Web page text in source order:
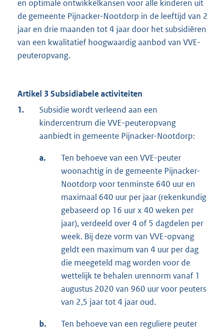
en optimale ontwikkelkansen voor alle kinderen uit
de gemeente Pijnacker-Nootdorp in de leeftijd van 2
jaar en drie maanden tot 4 jaar door het subsidiëren
van een kwalitatief hoogwaardig aanbod van VVE-
peuteropvang.
Artikel 3 Subsidiabele activiteiten
1.
Subsidie wordt verleend aan een
kindercentrum die VVE-peuteropvang
aanbiedt in gemeente Pijnacker-Nootdorp:
a.
Ten behoeve van een VVE-peuter
woonachtig in de gemeente Pijnacker-
Nootdorp voor tenminste 640 uur en
maximaal 640 uur per jaar (rekenkundig
gebaseerd op 16 uur x 40 weken per
jaar), verdeeld over 4 of 5 dagdelen per
week. Bij deze vorm van VVE-opvang
geldt een maximum van 4 uur per dag
die meegeteld mag worden voor de
wettelijk te behalen urennorm vanaf 1
augustus 2020 van 960 uur voor peuters
van 2,5 jaar tot 4 jaar oud.
b.
Ten behoeve van een reguliere peuter